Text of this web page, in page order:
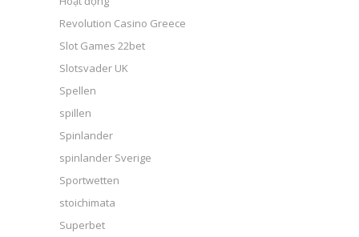
Revolution Casino Greece
Slot Games 22bet
Slotsvader UK
Spellen
spillen
Spinlander
spinlander Sverige
Sportwetten
stoichimata
Superbet